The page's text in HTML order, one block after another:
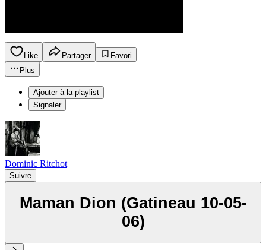
Like Partager
Favori
Plus
Ajouter à la playlist
Signaler
Dominic Ritchot
Suivre
Maman Dion (Gatineau 10-05-
06)